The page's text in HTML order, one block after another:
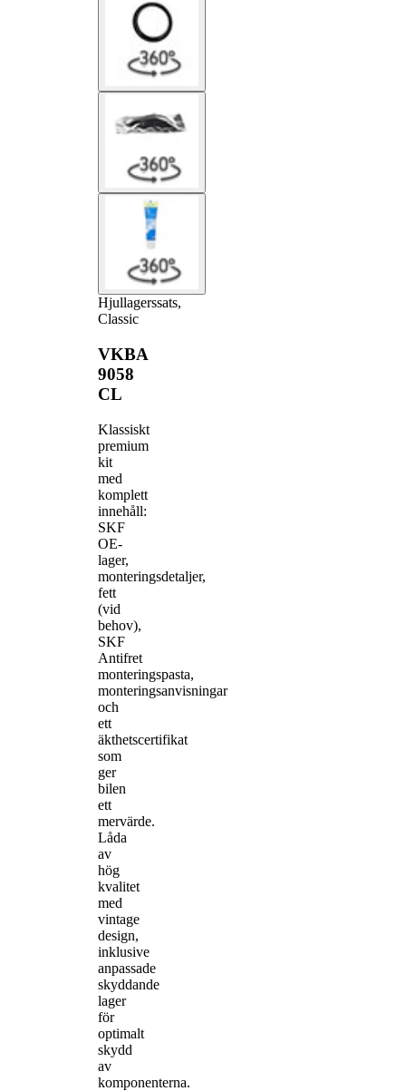
Hjullagerssats,
Classic
VKBA
9058
CL
Klassiskt
premium
kit
med
komplett
innehåll:
SKF
OE-
lager,
monteringsdetaljer,
fett
(vid
behov),
SKF
Antifret
monteringspasta,
monteringsanvisningar
och
ett
äkthetscertifikat
som
ger
bilen
ett
mervärde.
Låda
av
hög
kvalitet
med
vintage
design,
inklusive
anpassade
skyddande
lager
för
optimalt
skydd
av
komponenterna.